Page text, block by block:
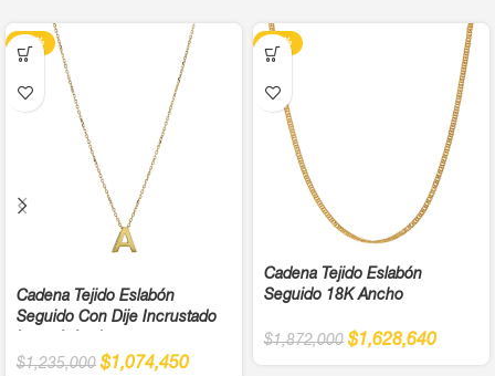
-13%
Cadena Tejido Eslabón
Seguido Con Dije Incrustado
$1,235,000 $1,074,450
-13%
Cadena Tejido Eslabón
Seguido 18K Ancho
$1,872,000 $1,628,640